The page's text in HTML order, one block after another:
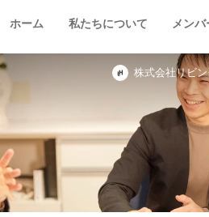
ホーム 私たちについて メンバ
株式会社リビ